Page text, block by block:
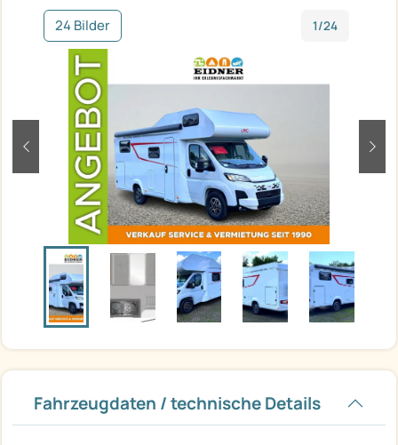
24 Bilder 1/24
zurück
Fahrzeugdaten / technische Details